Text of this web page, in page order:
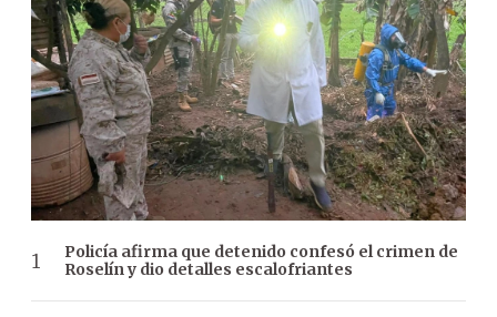
Policía afirma que detenido confesó el crimen de
Roselín y dio detalles escalofriantes